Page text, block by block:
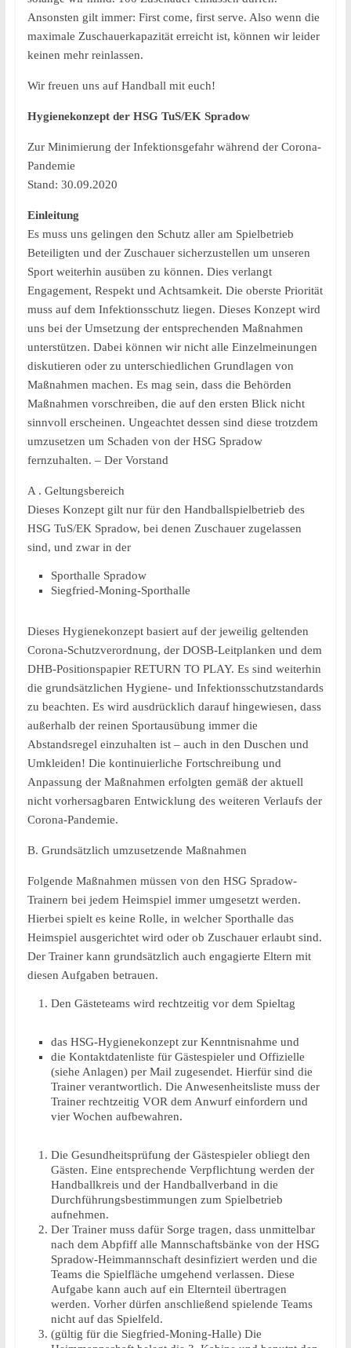
Ansonsten gilt immer: First come, first serve. Also wenn die
maximale Zuschauerkapazität erreicht ist, können wir leider
keinen mehr reinlassen.
Wir freuen uns auf Handball mit euch!
Hygienekonzept der HSG TuS/EK Spradow
Zur Minimierung der Infektionsgefahr während der Corona-
Pandemie
Stand: 30.09.2020
Einleitung
Es muss uns gelingen den Schutz aller am Spielbetrieb
Beteiligten und der Zuschauer sicherzustellen um unseren
Sport weiterhin ausüben zu können. Dies verlangt
Engagement, Respekt und Achtsamkeit. Die oberste Priorität
muss auf dem Infektionsschutz liegen. Dieses Konzept wird
uns bei der Umsetzung der entsprechenden Maßnahmen
unterstützen. Dabei können wir nicht alle Einzelmeinungen
diskutieren oder zu unterschiedlichen Grundlagen von
Maßnahmen machen. Es mag sein, dass die Behörden
Maßnahmen vorschreiben, die auf den ersten Blick nicht
sinnvoll erscheinen. Ungeachtet dessen sind diese trotzdem
umzusetzen um Schaden von der HSG Spradow
fernzuhalten. – Der Vorstand
A . Geltungsbereich
Dieses Konzept gilt nur für den Handballspielbetrieb des
HSG TuS/EK Spradow, bei denen Zuschauer zugelassen
sind, und zwar in der
Sporthalle Spradow
Siegfried-Moning-Sporthalle
Dieses Hygienekonzept basiert auf der jeweilig geltenden
Corona-Schutzverordnung, der DOSB-Leitplanken und dem
DHB-Positionspapier RETURN TO PLAY. Es sind weiterhin
die grundsätzlichen Hygiene- und Infektionsschutzstandards
zu beachten. Es wird ausdrücklich darauf hingewiesen, dass
außerhalb der reinen Sportausübung immer die
Abstandsregel einzuhalten ist – auch in den Duschen und
Umkleiden! Die kontinuierliche Fortschreibung und
Anpassung der Maßnahmen erfolgten gemäß der aktuell
nicht vorhersagbaren Entwicklung des weiteren Verlaufs der
Corona-Pandemie.
B. Grundsätzlich umzusetzende Maßnahmen
Folgende Maßnahmen müssen von den HSG Spradow-
Trainern bei jedem Heimspiel immer umgesetzt werden.
Hierbei spielt es keine Rolle, in welcher Sporthalle das
Heimspiel ausgerichtet wird oder ob Zuschauer erlaubt sind.
Der Trainer kann grundsätzlich auch engagierte Eltern mit
diesen Aufgaben betrauen.
Den Gästeteams wird rechtzeitig vor dem Spieltag
das HSG-Hygienekonzept zur Kenntnisnahme und
die Kontaktdatenliste für Gästespieler und Offizielle
(siehe Anlagen) per Mail zugesendet. Hierfür sind die
Trainer verantwortlich. Die Anwesenheitsliste muss der
Trainer rechtzeitig VOR dem Anwurf einfordern und
vier Wochen aufbewahren.
Die Gesundheitsprüfung der Gästespieler obliegt den
Gästen. Eine entsprechende Verpflichtung werden der
Handballkreis und der Handballverband in die
Durchführungsbestimmungen zum Spielbetrieb
aufnehmen.
Der Trainer muss dafür Sorge tragen, dass unmittelbar
nach dem Abpfiff alle Mannschaftsbänke von der HSG
Spradow-Heimmannschaft desinfiziert werden und die
Teams die Spielfläche umgehend verlassen. Diese
Aufgabe kann auch auf ein Elternteil übertragen
werden. Vorher dürfen anschließend spielende Teams
nicht auf das Spielfeld.
(gültig für die Siegfried-Moning-Halle) Die